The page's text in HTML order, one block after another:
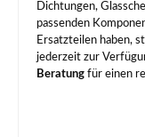
Dichtungen,
passenden
Ersatzteilen haben,
jederzeit zur
Beratung für einen